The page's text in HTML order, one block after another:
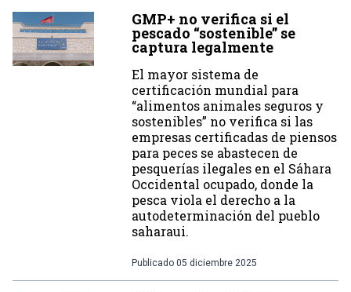
GMP+ no verifica si el
pescado “sostenible” se
captura legalmente
El mayor sistema de
certificación mundial para
“alimentos animales seguros y
sostenibles” no verifica si las
empresas certificadas de piensos
para peces se abastecen de
pesquerías ilegales en el Sáhara
Occidental ocupado, donde la
pesca viola el derecho a la
autodeterminación del pueblo
saharaui.
Publicado 05 diciembre 2025